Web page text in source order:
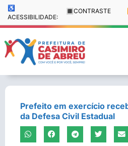
♿
ACESSIBILIDADE:
🔳 CONTRASTE
Prefeito em exercício
da Defesa Civil Estadual